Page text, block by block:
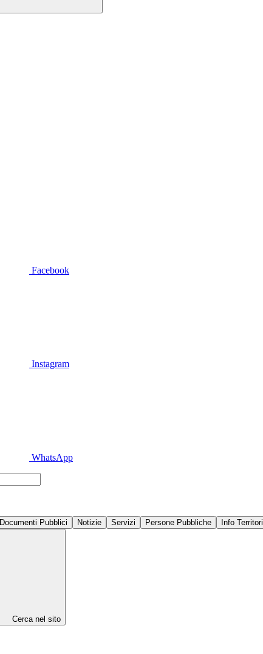
Facebook
Instagram
WhatsApp
Documenti Pubblici Notizie Servizi Persone Pubbliche Info Territori
Cerca nel sito